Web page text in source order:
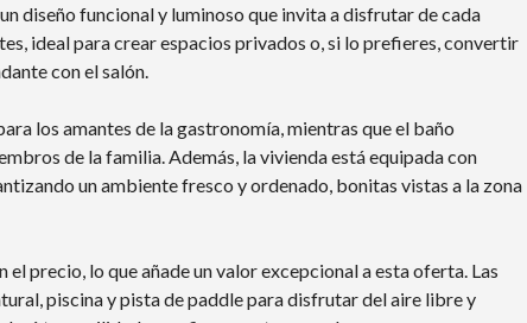
diseño funcional y luminoso que invita a disfrutar de cada
ideal para crear espacios privados o, si lo prefieres, convertir
con el salón.
los amantes de la gastronomía, mientras que el baño
de la familia. Además, la vivienda está equipada con
un ambiente fresco y ordenado, bonitas vistas a la zona
precio, lo que añade un valor excepcional a esta oferta. Las
piscina y pista de paddle para disfrutar del aire libre y